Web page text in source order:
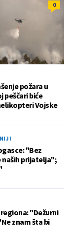
0
požara u
peščari biće
Vojske
"Bez
naših prijatelja";
"Dežurni
znam šta bi